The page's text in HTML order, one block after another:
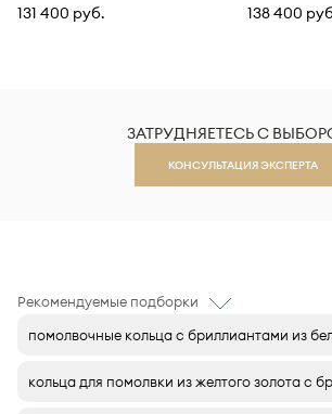
131 400 руб.
138 400
ЗАТРУДНЯЕТЕСЬ С
КОНСУЛЬТАЦИЯ ЭКСПЕРТА
Рекомендуемые подборки
помолвочные кольца с бриллиантами из
кольца для помолвки из желтого золота с